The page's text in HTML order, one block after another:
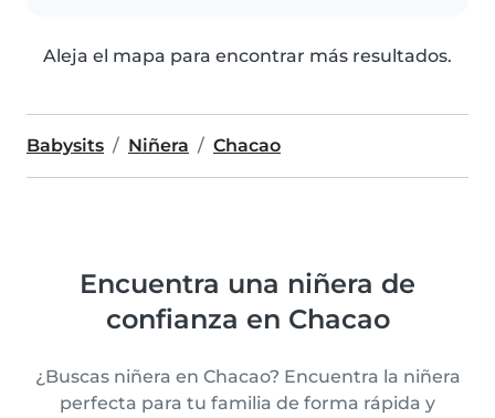
Aleja el mapa para encontrar más resultados.
Babysits Niñera Chacao
Encuentra una niñera de
confianza en Chacao
¿Buscas niñera en Chacao? Encuentra la niñera
perfecta para tu familia de forma rápida y